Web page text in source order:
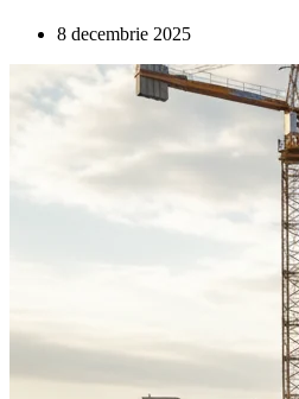
8 decembrie 2025